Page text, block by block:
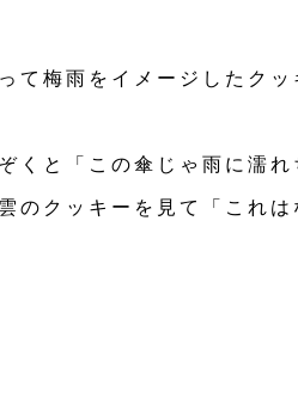
て梅雨をイメージしたクッ
くと「この傘じゃ雨に濡れ
のクッキーを見て「これは